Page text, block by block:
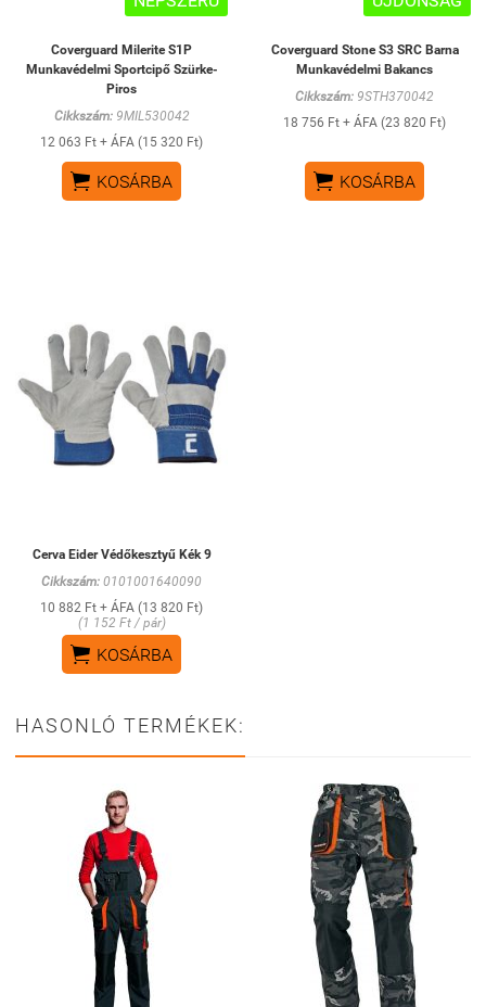
Coverguard Milerite S1P
Munkavédelmi Sportcipő Szürke-
Piros
Cikkszám:9MIL530042
12 063 Ft + ÁFA (15 320 Ft)
 KOSÁRBA
Coverguard Stone S3 SRC Barna
Munkavédelmi Bakancs
Cikkszám: 9STH370042
18 756 Ft + ÁFA (23 820 Ft)
 KOSÁRBA
Cerva Eider Védőkesztyű Kék 9
Cikkszám: 0101001640090
10 882 Ft + ÁFA (13 820 Ft)
(1 152 Ft / pár)
 KOSÁRBA
HASONLÓ TERMÉKEK: